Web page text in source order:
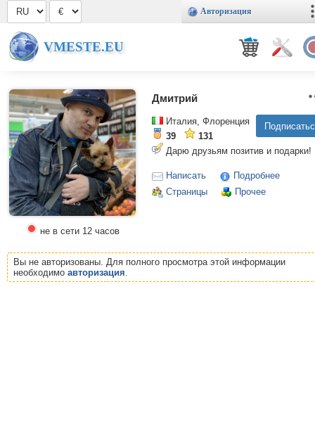
Авторизация
VMESTE.EU
не в сети 12 часов
Дмитрий
Италия, Флоренция
39
131
Дарю друзьям позитив и подарки!
Написать
Подробнее
Страницы
Прочее
Вы не авторизованы. Для полного просмотра этой информации
необходимо авторизация.